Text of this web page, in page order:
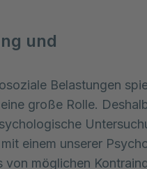
und
Belastungen
große Rolle.
einem unserer
möglichen